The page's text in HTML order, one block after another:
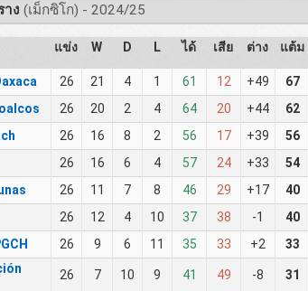
าง (เม็กซิโก) - 2024/25
แข่ง W D L ได้ เสีย ต่าง แต้ม
26 21 4 1 61 12 +49 67
26 20 2 4 64 20 +44 62
26 16 8 2 56 17 +39 56
26 16 6 4 57 24 +33 54
26 11 7 8 46 29 +17 40
26 12 4 10 37 38 -1 40
26 9 6 11 35 33 +2 33
26 7 10 9 41 49 -8 31